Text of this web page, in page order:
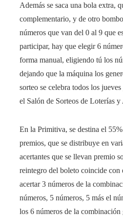
Además se saca una bola extra,
complementario, y de otro
números que van del 0 al 9 que
participar, hay que elegir 6
forma manual, eligiendo tú los
dejando que la máquina los
sorteo se celebra todos los
el Salón de Sorteos de Loterías y
En la Primitiva, se destina el
premios, que se distribuye en
acertantes que se llevan premio
reintegro del boleto coincide con
acertar 3 números de la
números, 5 números, 5 más el
los 6 números de la combinación